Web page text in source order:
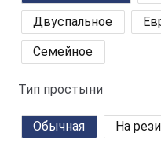
Двуспальное
Семейное
Тип простыни
Обычная На